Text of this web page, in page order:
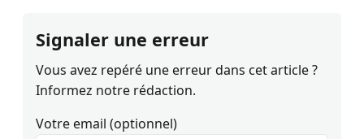
Signaler une erreur
Vous avez repéré une erreur dans cet article ?
Informez notre rédaction.
Votre email (optionnel)